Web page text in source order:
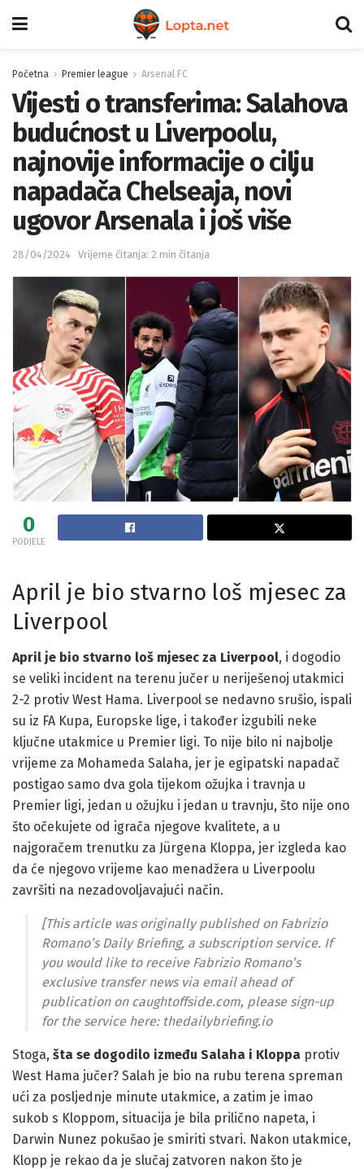
Početna Premier league Arsenal FC
Vijesti o transferima: Salahova
budućnost u Liverpoolu,
najnovije informacije o cilju
napadača Chelseaja, novi
ugovor Arsenala i još više
28/04/2024 Vrijeme čitanja: 2 min čitanja
0
PODJELE
April je bio stvarno loš mjesec za
Liverpool
April je bio stvarno loš mjesec za Liverpool, i dogodio
se veliki incident na terenu jučer u neriješenoj utakmici
2-2 protiv West Hama. Liverpool se nedavno srušio, ispali
su iz FA Kupa, Europske lige, i također izgubili neke
ključne utakmice u Premier ligi. To nije bilo ni najbolje
vrijeme za Mohameda Salaha, jer je egipatski napadač
postigao samo dva gola tijekom ožujka i travnja u
Premier ligi, jedan u ožujku i jedan u travnju, što nije ono
što očekujete od igrača njegove kvalitete, a u
najgoračem trenutku za Jürgena Kloppa, jer izgleda kao
da će njegovo vrijeme kao menadžera u Liverpoolu
završiti na nezadovoljavajući način.
[This article was originally published on Fabrizio
Romano’s Daily Briefing, a subscription service. If
you would like to receive Fabrizio Romano’s
exclusive transfer news via email ahead of
publication on caughtoffside.com, please sign-up
for the service here: thedailybriefing.io
Stoga, šta se dogodilo između Salaha i Kloppa protiv
West Hama jučer? Salah je bio na rubu terena spreman
ući za posljednje minute utakmice, a zatim je imao
sukob s Kloppom, situacija je bila prilično napeta, i
Darwin Nunez pokušao je smiriti stvari. Nakon utakmice,
Klopp je rekao da je slučaj zatvoren nakon što je